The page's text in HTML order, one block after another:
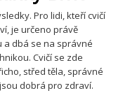
Pro lidi, kteří cvičí
je určeno právě
a dbá se na správné
Cvičí se zde
střed těla, správné
dobrá pro zdraví.